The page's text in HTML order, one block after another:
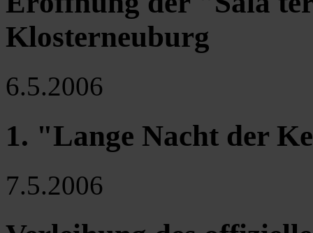
Klosterneuburg
6.5.2006
1. "Lange Nacht der
7.5.2006